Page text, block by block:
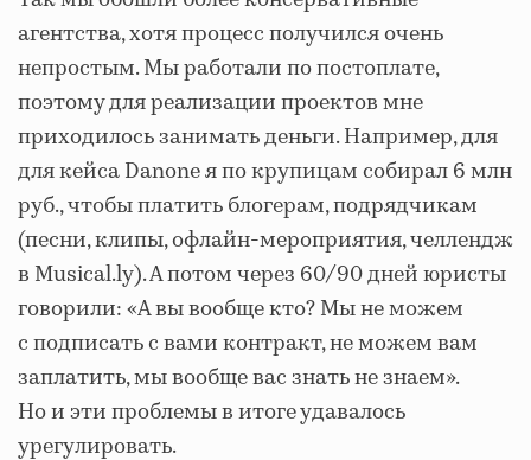
агентства, хотя процесс получился очень
непростым. Мы работали по постоплате,
поэтому для реализации проектов мне
приходилось занимать деньги. Например, для
для кейса Danone я по крупицам собирал 6 млн
руб., чтобы платить блогерам, подрядчикам
(песни, клипы, офлайн-мероприятия, челлендж
в Musical.ly). А потом через 60/90 дней юристы
говорили: «А вы вообще кто? Мы не можем
с подписать с вами контракт, не можем вам
заплатить, мы вообще вас знать не знаем».
Но и эти проблемы в итоге удавалось
урегулировать.